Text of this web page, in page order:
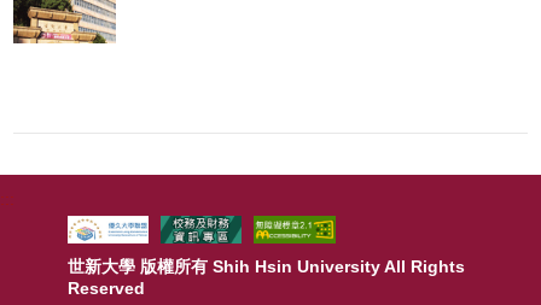
:::
世新大學 版權所有 Shih Hsin University All Rights
Reserved